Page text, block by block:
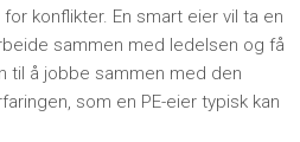
konflikter. En smart eier vil ta en
sammen med ledelsen og få
til å jobbe sammen med den
som en PE-eier typisk kan